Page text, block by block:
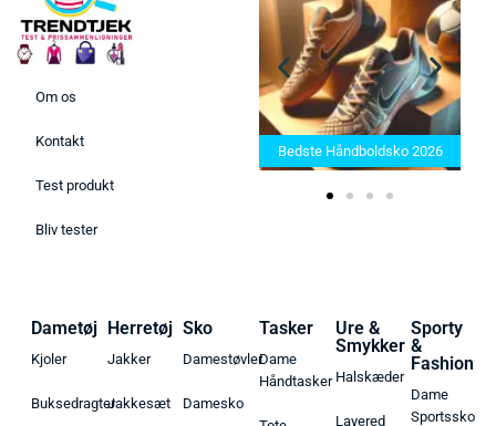
Om os
Kontakt
Test produkt
Bliv tester
Bedste Saunatæppe 2025 –
Find de bedste produkter her!
Bedste Håndboldsko 2026
Dametøj
Kjoler
Buksedragter
Herretøj
Jakker
Jakkesæt
Sko
Damestøvler
Damesko
Tasker
Dame
Håndtasker
Ure &
Smykker
Halskæder
Layered
Sporty
&
Fashion
Dame
Sportssko